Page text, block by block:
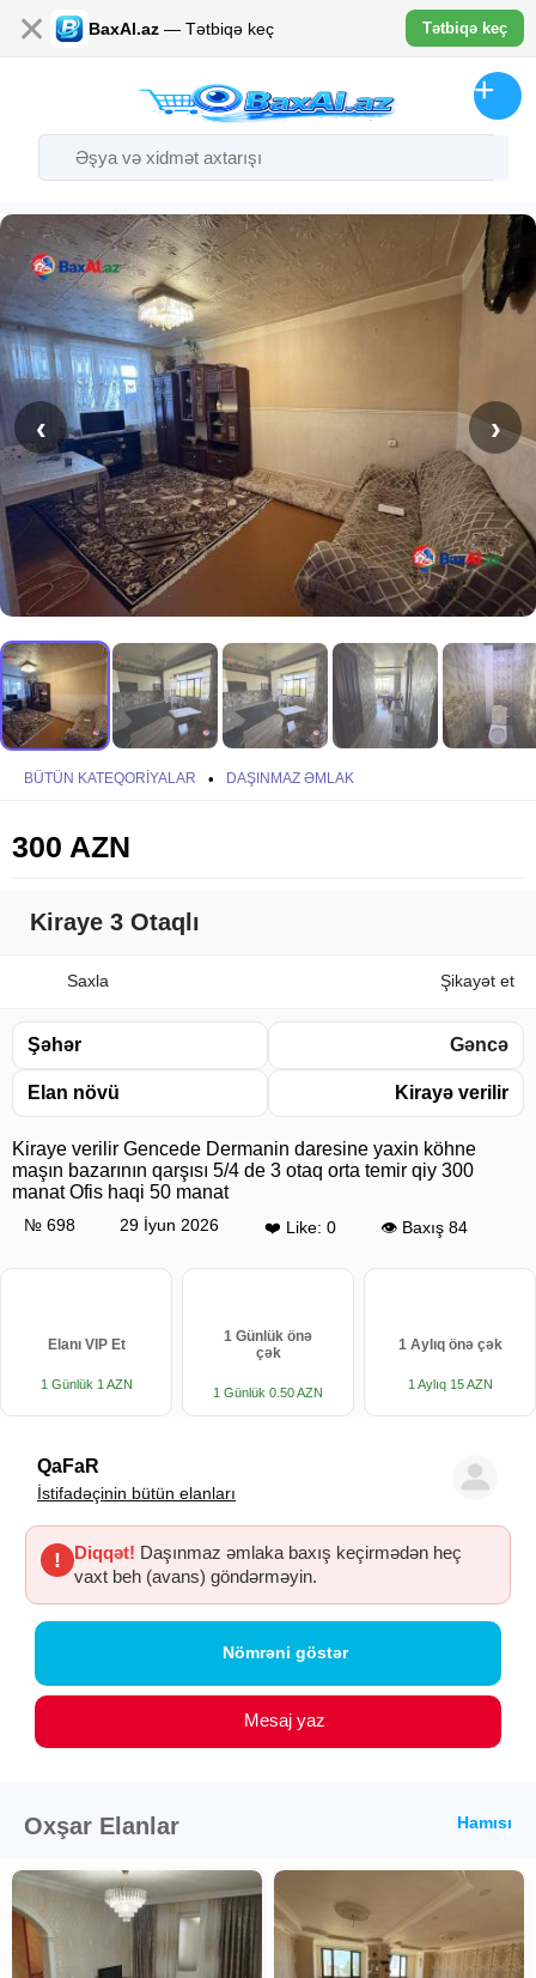
✕ BaxAl.az — Tətbiqə keç Tətbiqə keç
‹ ›
BÜTÜN KATEQORIYALAR • DAŞINMAZ ƏMLAK
300 AZN
Kiraye 3 Otaqlı
Saxla Şikayət et
Şəhər Gəncə
Elan növü Kirayə verilir
Kiraye verilir Gencede Dermanin daresine yaxin köhne
maşın bazarının qarşısı 5/4 de 3 otaq orta temir qiy 300
manat Ofis haqi 50 manat
№ 698 29 İyun 2026 ❤️ Like: 0 👁 Baxış 84
Elanı VIP Et
1 Günlük 1 AZN
1 Günlük önə
çək
1 Günlük 0.50 AZN
1 Aylıq önə çək
1 Aylıq 15 AZN
QaFaR
İstifadəçinin bütün elanları
! Diqqət! Daşınmaz əmlaka baxış keçirmədən heç
vaxt beh (avans) göndərməyin.
Nömrəni göstər
Mesaj yaz
Hamısı
Oxşar Elanlar